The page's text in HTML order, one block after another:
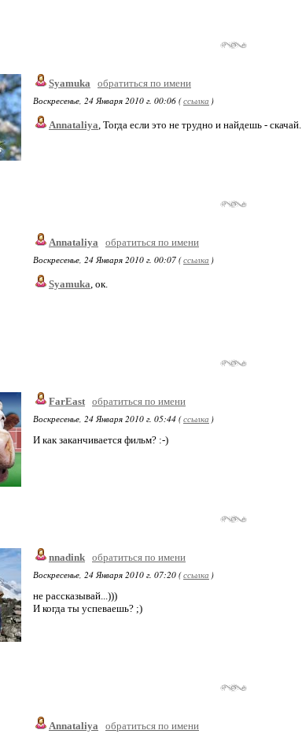
Syamuka
обратиться по имени
Воскресенье, 24 Января 2010 г. 00:06 (ссылка )
Annataliya, Тогда если это не трудно и найдешь - скачай.
Annataliya
обратиться по имени
Воскресенье, 24 Января 2010 г. 00:07 (ссылка )
Syamuka, ок.
FarEast обратиться по имени
Воскресенье, 24 Января 2010 г. 05:44 (ссылка )
И как заканчивается фильм? :-)
nnadink обратиться по имени
Воскресенье, 24 Января 2010 г. 07:20 (ссылка )
не рассказывай...)))
И когда ты успеваешь? ;)
Annataliya
обратиться по имени